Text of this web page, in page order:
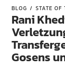
BLOG STATE OF
Rani
Gosens